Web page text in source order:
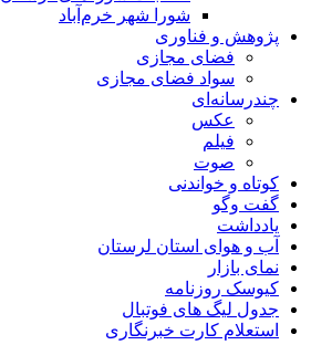
شورا شهر خرم‌آباد
پژوهش و فناوری
فضای مجازی
سواد فضای مجازی
چندرسانه‌ای
عكس
فیلم
صوت
کوتاه و خواندنی
گفت وگو
یادداشت
آب و هوای استان لرستان
نمای بازار
کیوسک روزنامه
جدول لیگ های فوتبال
استعلام کارت خبرنگاری